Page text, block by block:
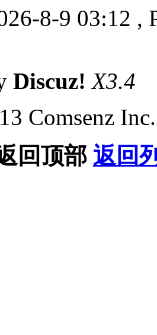
8-9 03:12 ,
Discuz! X3.4
Comsenz Inc.
回顶部 返回